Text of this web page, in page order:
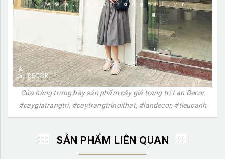
Cửa hàng trưng bày sản phẩm cây giả trang trí Lan Decor
#caygiatrangtri, #caytrangtrinoithat, #landecor, #tieucanh
SẢN PHẨM LIÊN QUAN